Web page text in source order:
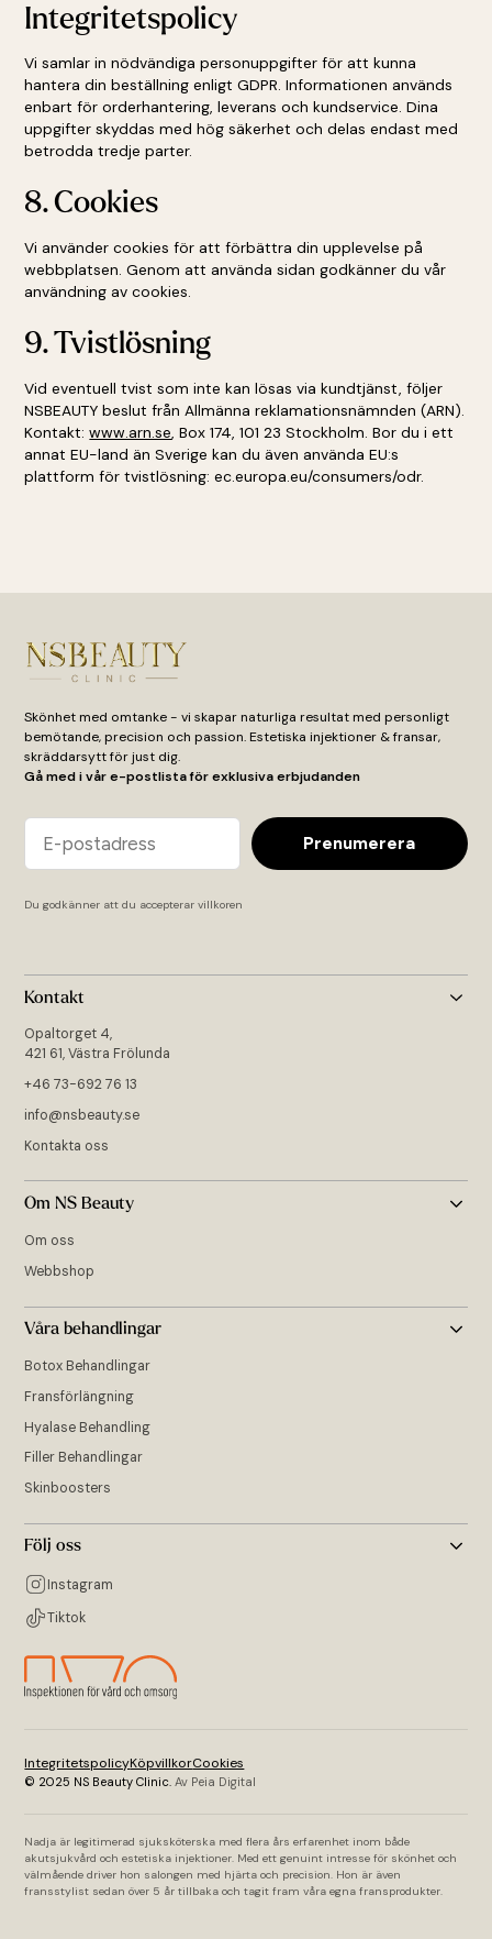
Integritetspolicy
Vi samlar in nödvändiga personuppgifter för att kunna
hantera din beställning enligt GDPR. Informationen används
enbart för orderhantering, leverans och kundservice. Dina
uppgifter skyddas med hög säkerhet och delas endast med
betrodda tredje parter.
8. Cookies
Vi använder cookies för att förbättra din upplevelse på
webbplatsen. Genom att använda sidan godkänner du vår
användning av cookies.
9. Tvistlösning
Vid eventuell tvist som inte kan lösas via kundtjänst, följer
NSBEAUTY beslut från Allmänna reklamationsnämnden (ARN).
Kontakt:www.arn.se, Box 174, 101 23 Stockholm. Bor du i ett
annat EU-land än Sverige kan du även använda EU:s
plattform för tvistlösning: ec.europa.eu/consumers/odr.
Skönhet med omtanke - vi skapar naturliga resultat med personligt
bemötande, precision och passion. Estetiska injektioner & fransar,
skräddarsytt för just dig.
Gå med i vår e-postlista för exklusiva erbjudanden
Email
Prenumerera
Du godkänner att du accepterarvillkoren
Kontakt
Opaltorget 4,
421 61, Västra Frölunda
+46 73-692 76 13
info@nsbeauty.se
Kontakta oss
Om NS Beauty
Om oss
Webbshop
Våra behandlingar
Botox Behandlingar
Fransförlängning
Hyalase Behandling
Filler Behandlingar
Skinboosters
Följ oss
Instagram
Tiktok
© 2025 NS Beauty Clinic.Av Peia Digital
IntegritetspolicyKöpvillkorCookies
Nadja är legitimerad sjuksköterska med flera års erfarenhet inom både
akutsjukvård och estetiska injektioner. Med ett genuint intresse för skönhet och
välmående driver hon salongen med hjärta och precision. Hon är även
fransstylist sedan över 5 år tillbaka och tagit fram våra egna fransprodukter.